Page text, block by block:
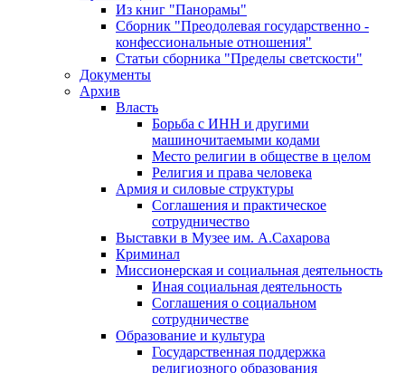
Из книг "Панорамы"
Сборник "Преодолевая государственно -
конфессиональные отношения"
Статьи сборника "Пределы светскости"
Документы
Архив
Власть
Борьба с ИНН и другими
машиночитаемыми кодами
Место религии в обществе в целом
Религия и права человека
Армия и силовые структуры
Соглашения и практическое
сотрудничество
Выставки в Музее им. А.Сахарова
Криминал
Миссионерская и социальная деятельность
Иная социальная деятельность
Соглашения о социальном
сотрудничестве
Образование и культура
Государственная поддержка
религиозного образования